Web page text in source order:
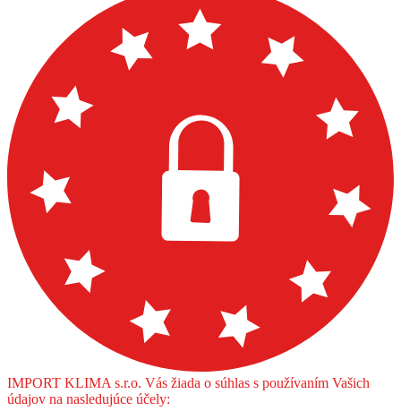
IMPORT KLIMA s.r.o. Vás žiada o súhlas s používaním Vašich
údajov na nasledujúce účely: